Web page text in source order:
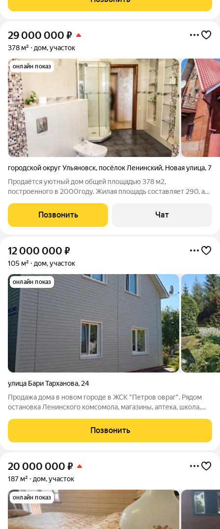
эргономичный и по-настоящему
29 000 000 ₽
378 м² дом, участок
онлайн показ
городской округ Ульяновск, посёлок Ленинский, Новая улица,7
Продаётся уютный дом общей площадью 378 м2,
построенного в 2000году. Жилая площадь составляет 290, а
что позволит новым владельцам сразу заехать и обустроиться
без дополнительных вложений. Из
Позвонить Чат
12 000 000 ₽
105 м² дом, участок
онлайн показ
улица Бари Тарханова, 24
Продажа дома в новом городе в ЖСК "Петров овраг". Рядом
остановка Ленинского комсомола, магазины, аптека, школа,
для парковки, насаждений, автонавесов и пр. Улица
асфальтированная.
Позвонить
20 000 000 ₽
187 м² дом, участок
онлайн показ